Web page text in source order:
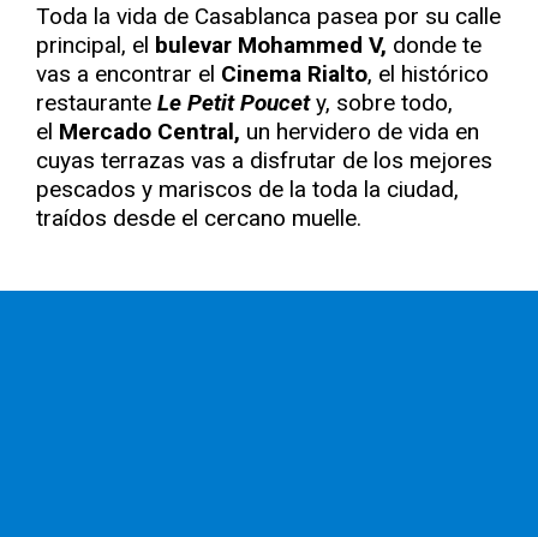
Toda la vida de Casablanca pasea por su calle
principal, el bulevar Mohammed V, donde te
vas a encontrar el Cinema Rialto, el histórico
restaurante Le Petit Poucety, sobre todo,
el Mercado Central, un hervidero de vida en
cuyas terrazas vas a disfrutar de los mejores
pescados y mariscos de la toda la ciudad,
traídos desde el cercano muelle.